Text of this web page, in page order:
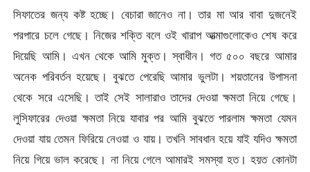
সিফাতের জন্য কষ্ট হচ্ছে। বেচারা জানেও না। তার মা আর বাবা দুজনেই
পরপারে চলে গেছে। নিজের শক্তি বলে ওই খারাপ আত্মাগুলোকেও শেষ করে
দিয়েছি আমি। এখন থেকে আমি মুক্ত। স্বাধীন। গত ৫০০ বছরে আমার
অনেক পরিবর্তন হয়েছে। বুঝতে পেরেছি আমার ভুলটা। শয়তানের উপাসনা
থেকে সরে এসেছি। তাই সেই সালারাও তাদের দেওয়া ক্ষমতা নিয়ে গেছে।
লুসিফারের দেওয়া ক্ষমতা নিয়ে যাবার পর আমি বুঝতে পারলাম ক্ষমতা যেমন
দেওয়া যায় তেমন ফিরিয়ে নেওয়া ও যায়। তখনি সাবধান হয়ে যাই যদিও ক্ষমতা
নিয়ে গিয়ে ভাল করেছে। না নিয়ে গেলে আমারই সমস্যা হত। হয়ত কোনটা